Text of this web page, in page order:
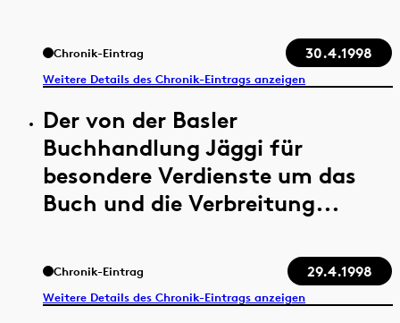
Chronik-Eintrag 30.4.1998
Weitere Details des Chronik-Eintrags anzeigen
Der von der Basler
Buchhandlung Jäggi für
besondere Verdienste um das
Buch und die Verbreitung...
Chronik-Eintrag 29.4.1998
Weitere Details des Chronik-Eintrags anzeigen